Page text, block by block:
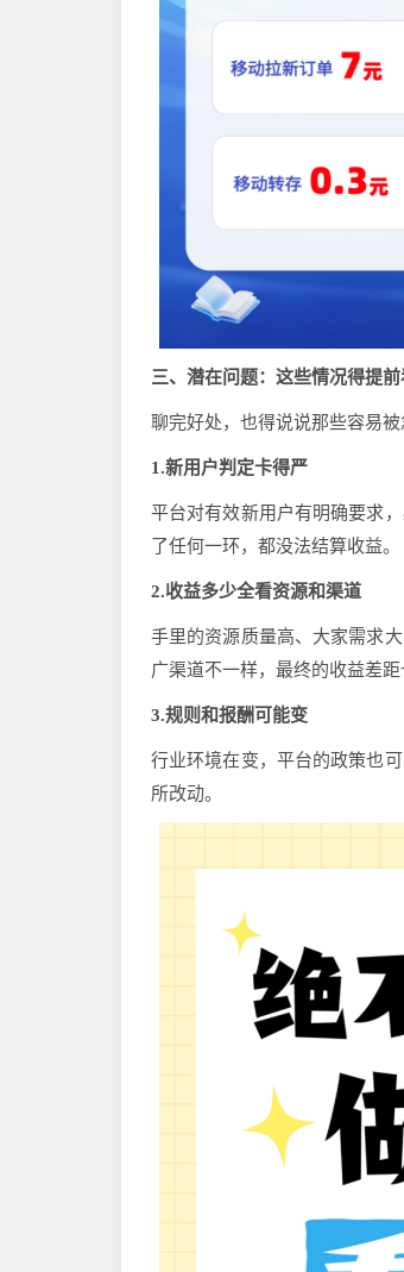
三、潜在问题：这些情况得提前
聊完好处，也得说说那些容易
1.新用户判定卡得严
平台对有效新用户有明确要求
了任何一环，都没法结算收益。
2.收益多少全看资源和渠道
手里的资源质量高、大家需求
广渠道不一样，最终的收益差距
3.规则和报酬可能变
行业环境在变，平台的政策也
所改动。